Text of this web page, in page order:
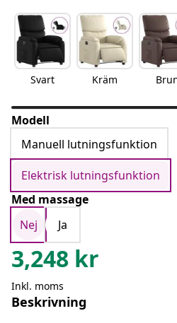
Svart Kräm
Modell
Manuell lutningsfunktion
Elektrisk lutningsfunktion
Med massage
Nej
Ja
3,248 kr
Inkl. moms
Beskrivning